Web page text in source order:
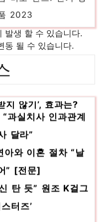
2023
최고의 아이템 인기
2023
품 2023
품 2023
발생 할 수 있습니다.
동 될 수 있습니다.
지 않기’, 효과는?
과실치사 인과관계
달라”
아와 이혼 절차 “날
” [전문]
탄 듯” 원조 K걸그
터즈’